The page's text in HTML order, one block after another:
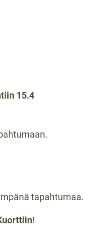
15.4
tapahtumaa.